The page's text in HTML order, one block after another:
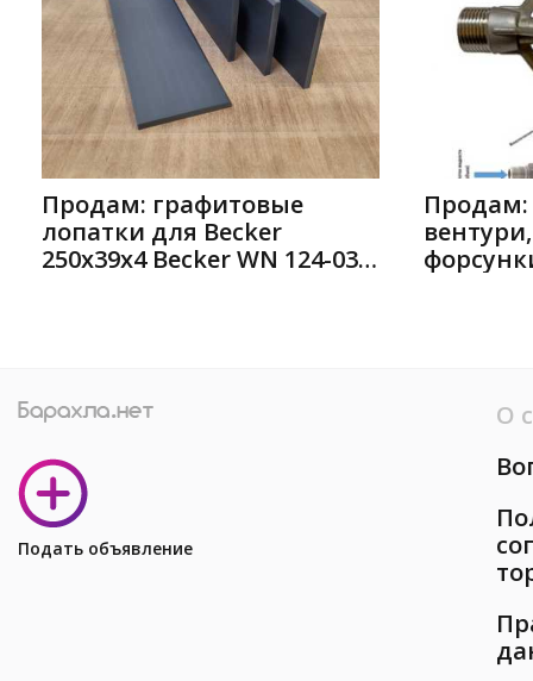
Продам: графитовые
лопатки для Becker
250х39х4 Becker WN 124-032
Продам:
Подать объявление
О